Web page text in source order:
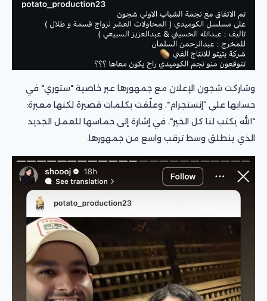
وشاركت شجون الإعلان مع جمهورها عبر خاصية "ستوري" في
حسابها على “إنستجرام"، وعلّقت بكلمات قصيرة لكنها معبرة:
"الله يكتب لنا كل الخير"، في إشارة إلى حماسها للعمل الجديد
الذي ينطلق وسط ترقب واسع من جمهورها.